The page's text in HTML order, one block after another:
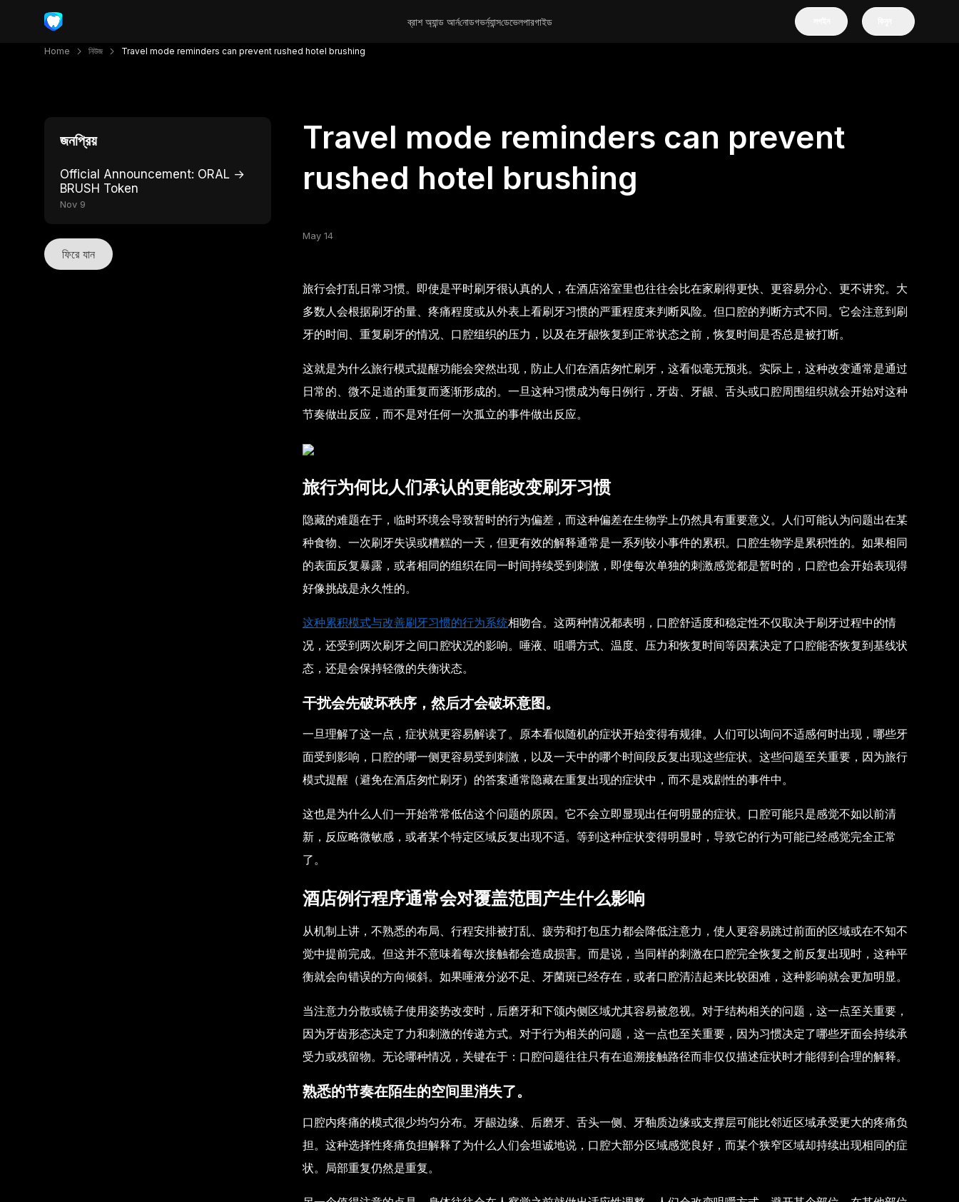
ব্রাশ অ্যান্ড আর্ননোডগভর্ন্যান্সডেভেলপারগাইড
Home নিউজ Travel mode reminders can prevent rushed hotel brushing
জনপ্রিয়
Official Announcement: ORAL →
BRUSH Token
Nov 9
ফিরে যান
Travel mode reminders can prevent
rushed hotel brushing
May 14
旅行会打乱日常习惯。即使是平时刷牙很认真的人，在酒店浴室里也往往会比在家刷得更快、更容易分心、更不讲究。大
多数人会根据刷牙的量、疼痛程度或从外表上看刷牙习惯的严重程度来判断风险。但口腔的判断方式不同。它会注意到刷
牙的时间、重复刷牙的情况、口腔组织的压力，以及在牙龈恢复到正常状态之前，恢复时间是否总是被打断。
这就是为什么旅行模式提醒功能会突然出现，防止人们在酒店匆忙刷牙，这看似毫无预兆。实际上，这种改变通常是通过
日常的、微不足道的重复而逐渐形成的。一旦这种习惯成为每日例行，牙齿、牙龈、舌头或口腔周围组织就会开始对这种
节奏做出反应，而不是对任何一次孤立的事件做出反应。
旅行为何比人们承认的更能改变刷牙习惯
隐藏的难题在于，临时环境会导致暂时的行为偏差，而这种偏差在生物学上仍然具有重要意义。人们可能认为问题出在某
种食物、一次刷牙失误或糟糕的一天，但更有效的解释通常是一系列较小事件的累积。口腔生物学是累积性的。如果相同
的表面反复暴露，或者相同的组织在同一时间持续受到刺激，即使每次单独的刺激感觉都是暂时的，口腔也会开始表现得
好像挑战是永久性的。
这种累积模式与改善刷牙习惯的行为系统相吻合。这两种情况都表明，口腔舒适度和稳定性不仅取决于刷牙过程中的情
况，还受到两次刷牙之间口腔状况的影响。唾液、咀嚼方式、温度、压力和恢复时间等因素决定了口腔能否恢复到基线状
态，还是会保持轻微的失衡状态。
干扰会先破坏秩序，然后才会破坏意图。
一旦理解了这一点，症状就更容易解读了。原本看似随机的症状开始变得有规律。人们可以询问不适感何时出现，哪些牙
面受到影响，口腔的哪一侧更容易受到刺激，以及一天中的哪个时间段反复出现这些症状。这些问题至关重要，因为旅行
模式提醒（避免在酒店匆忙刷牙）的答案通常隐藏在重复出现的症状中，而不是戏剧性的事件中。
这也是为什么人们一开始常常低估这个问题的原因。它不会立即显现出任何明显的症状。口腔可能只是感觉不如以前清
新，反应略微敏感，或者某个特定区域反复出现不适。等到这种症状变得明显时，导致它的行为可能已经感觉完全正常
了。
酒店例行程序通常会对覆盖范围产生什么影响
从机制上讲，不熟悉的布局、行程安排被打乱、疲劳和打包压力都会降低注意力，使人更容易跳过前面的区域或在不知不
觉中提前完成。但这并不意味着每次接触都会造成损害。而是说，当同样的刺激在口腔完全恢复之前反复出现时，这种平
衡就会向错误的方向倾斜。如果唾液分泌不足、牙菌斑已经存在，或者口腔清洁起来比较困难，这种影响就会更加明显。
当注意力分散或镜子使用姿势改变时，后磨牙和下颌内侧区域尤其容易被忽视。对于结构相关的问题，这一点至关重要，
因为牙齿形态决定了力和刺激的传递方式。对于行为相关的问题，这一点也至关重要，因为习惯决定了哪些牙面会持续承
受力或残留物。无论哪种情况，关键在于：口腔问题往往只有在追溯接触路径而非仅仅描述症状时才能得到合理的解释。
熟悉的节奏在陌生的空间里消失了。
口腔内疼痛的模式很少均匀分布。牙龈边缘、后磨牙、舌头一侧、牙釉质边缘或支撑层可能比邻近区域承受更大的疼痛负
担。这种选择性疼痛负担解释了为什么人们会坦诚地说，口腔大部分区域感觉良好，而某个狭窄区域却持续出现相同的症
状。局部重复仍然是重复。